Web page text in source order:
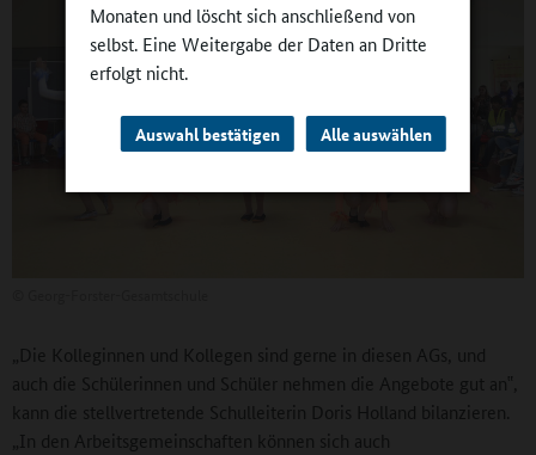
Monaten und löscht sich anschließend von
selbst. Eine Weitergabe der Daten an Dritte
erfolgt nicht.
Auswahl bestätigen Alle auswählen
„Die Kolleginnen und Kollegen sind gerne in diesen AGs, und
auch die Schülerinnen und Schüler nehmen die Angebote gut an‟,
kann die stellvertretende Schulleiterin Doris Holland bilanzieren.
„In den Arbeitsgemeinschaften können sich auch